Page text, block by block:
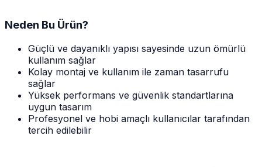
Neden Bu Ürün?
Güçlü ve dayanıklı yapısı sayesinde uzun ömürlü
kullanım sağlar
Kolay montaj ve kullanım ile zaman tasarrufu
sağlar
Yüksek performans ve güvenlik standartlarına
uygun tasarım
Profesyonel ve hobi amaçlı kullanıcılar tarafından
tercih edilebilir